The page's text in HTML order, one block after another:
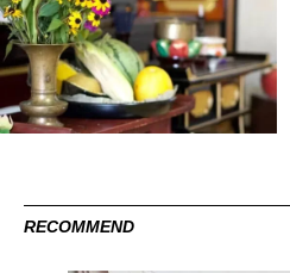
RECOMMEND